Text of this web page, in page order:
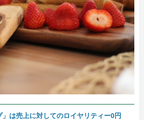
」は売上に対してのロイヤリティー0円